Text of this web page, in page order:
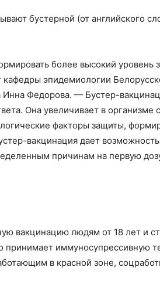
бустерной (от английского
более высокий уровень
эпидемиологии
Инна Федорова. — Бустер-
Она увеличивает в организме
факторы защиты,
вакцинация дает
причинам на первую
вакцинацию людям от 18 лет и
принимает иммуносупрессивную
в красной зоне,